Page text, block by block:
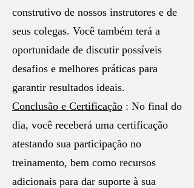
construtivo de nossos instrutores e de
seus colegas. Você também terá a
oportunidade de discutir possíveis
desafios e melhores práticas para
garantir resultados ideais.
Conclusão e Certificação : No final do
dia, você receberá uma certificação
atestando sua participação no
treinamento, bem como recursos
adicionais para dar suporte à sua